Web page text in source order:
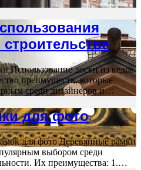
Использование доски из кедра
преимуществ, которые
среди дизайнеров и…
для фото
для фото Деревянные рамки
выбором среди
Их преимущества: 1.…